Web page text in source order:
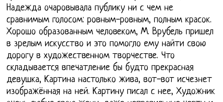
Надежда очаровывала публику ни с чем не
сравнимым голосом: ровным-ровным, полным красок.
Хорошо образованным человеком, М. Врубель пришел
в зрелым искусство и это помогло ему найти свою
дорогу в художественном творчестве. Что
складывается впечатление бы будто прекрасная
девушка, Картина настолько жива, вот-вот исчезнет
изображённая на ней. Картину писал с нее, Художник